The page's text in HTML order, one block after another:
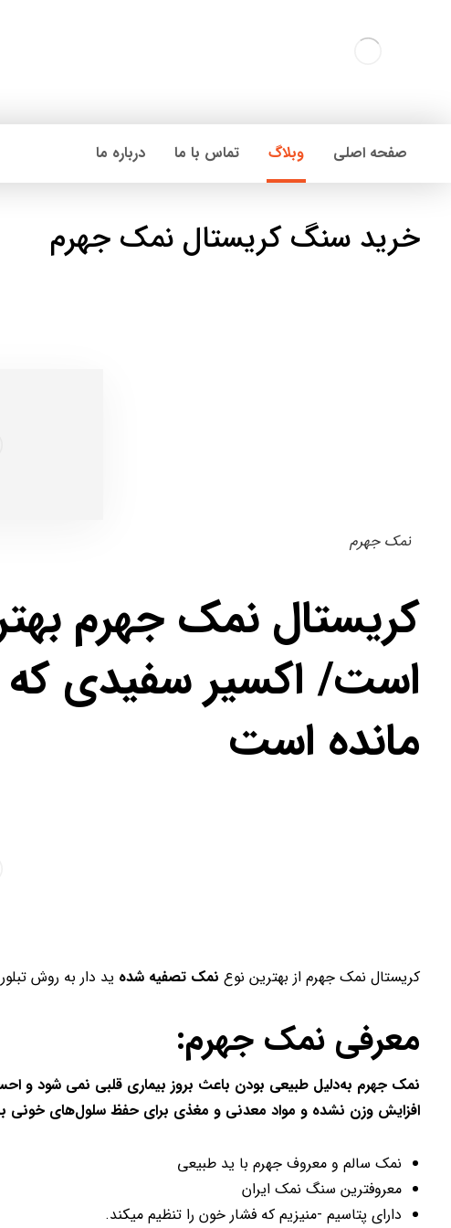
صفحه اصلی وبلاگ تماس با ما درباره ما
خرید سنگ کریستال نمک جهرم
نمک جهرم
کریستال نمک جهرم
است/ اکسیر سفیدی که
مانده است
کریستال نمک جهرم از بهترین نوع نمک تصفیه شده ید دار به روش
معرفی نمک جهرم:
نمک جهرم به‌دلیل طبیعی بودن باعث بروز بیماری قلبی نمی شود و
افزایش وزن نشده و مواد معدنی و مغذی برای حفظ سلول‌های خونی
نمک سالم و معروف جهرم با ید طبیعی
معروفترین سنگ نمک ایران
دارای پتاسیم -منیزیم که فشار خون را تنظیم میکند.